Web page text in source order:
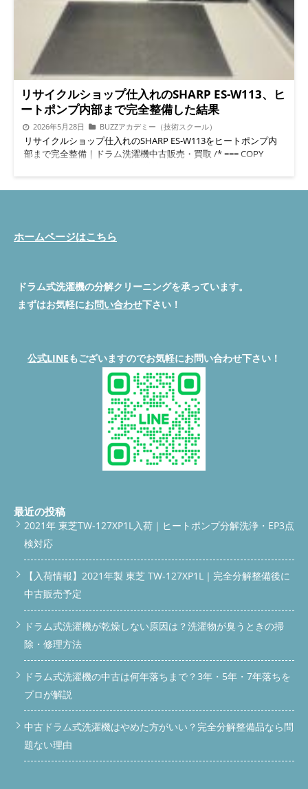
リサイクルショップ仕入れのSHARP ES-W113、ヒ
ートポンプ内部まで完全整備した結果
2026年5月28日 BUZZアカデミー（技術スクール）
リサイクルショップ仕入れのSHARP ES-W113をヒートポンプ内
部まで完全整備｜ドラム洗濯機中古販売・買取 /* === COPY
#555; color: #fff; border: none; padding: 6px 14px; border-
box-sizing: border-box; margin: 0; padding: 0; } body { font-
family: 'Noto Sans JP', 'Hiragino Kaku Gothic ProN', sans-serif;
width: 780px; margin: 0 auto; padding: 0 16px 60px;
background: #fff; } /* === HERO === */ .hero { background:
linear-gradient(135deg, #1a7a4e 0%, #2ecc89 100%); color: #fff;
border-radius: 20px; font-size: 12px; padding: 3px 12px; margin-
bottom: 12px; letter-spacing: 0.05em; } .hero h1 { font-size:
clamp(18px, 4.5vw, 24px); font-weight: 800; line-height: 1.4;
margin-bottom: 12px; } .hero .hero-sub { font-size: 13px;
opacity: 0.88; line-height: 1.6; } /* === ANSWER FIRST BOX === */
.answer-box { background: #e8f7ef; border-left: 5px solid
#1a7a4e; border-radius: 0 12px 12px 0; padding: 18px 20px;
margin: 24px 0; } .answer-box .answer-label { font-size: 12px;
font-weight: 700; color: #1a7a4e; text-transform: uppercase;
#1a7a4e; } /* === TOC === */ .toc { background: #fafafa; border:
1px solid #e0ece5; border-radius: 12px; padding: 20px 22px;
margin: 28px 0; } .toc-title { font-size: 14px; font-weight: 700;
color: #1a7a4e; margin-bottom: 12px; display: flex; align-items:
center; gap: 6px; } .toc ol { padding-left: 20px; } .toc li { font-size:
14px; margin-bottom: 6px; color: #2c6e49; } .toc a { color:
#1a7a4e; text-decoration: none; } .toc a:hover { text-decoration:
underline; } /* === SECTION === */ .section { margin: 40px 0;
padding-bottom: 32px; border-bottom: 1px solid #e8ede9; }
.section:last-of-type { border-bottom: none; } /* === H2 === */
.h2-wrap { display: flex; align-items: center; gap: 10px; margin-
bottom: 18px; } .h2-icon { width: 36px; height: 36px;
background: linear-gradient(135deg, #1a7a4e, #2ecc89); border-
radius: 8px; display: flex; align-items: center; justify-content:
center; flex-shrink: 0; font-size: 17px; } h2 { font-size:
clamp(17px, 3.8vw, 21px); font-weight: 800; color: #1a3a2a; line-
700; color: #1a7a4e; margin: 20px 0 10px; padding-left: 12px;
border-left: 3px solid #2ecc89; } /* === TEXT === */ p { font-size:
ホームページはこちら
ドラム式洗濯機の分解クリーニングを承っています。
まずはお気軽にお問い合わせ下さい！
公式LINEもございますのでお気軽にお問い合わせ下さい！
最近の投稿
2021年 東芝TW-127XP1L入荷｜ヒートポンプ分解洗浄・EP3点
検対応
【入荷情報】2021年製 東芝 TW-127XP1L｜完全分解整備後に
中古販売予定
ドラム式洗濯機が乾燥しない原因は？洗濯物が臭うときの掃
除・修理方法
ドラム式洗濯機の中古は何年落ちまで？3年・5年・7年落ちを
プロが解説
中古ドラム式洗濯機はやめた方がいい？完全分解整備品なら問
題ない理由